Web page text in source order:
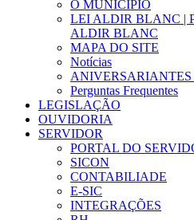
O MUNICÍPIO
LEI ALDIR BLANC |
ALDIR BLANC
MAPA DO SITE
Notícias
ANIVERSARIANTES
Perguntas Frequentes
LEGISLAÇÃO
OUVIDORIA
SERVIDOR
PORTAL DO
SICON
CONTABILIADE
E-SIC
INTEGRAÇÕES